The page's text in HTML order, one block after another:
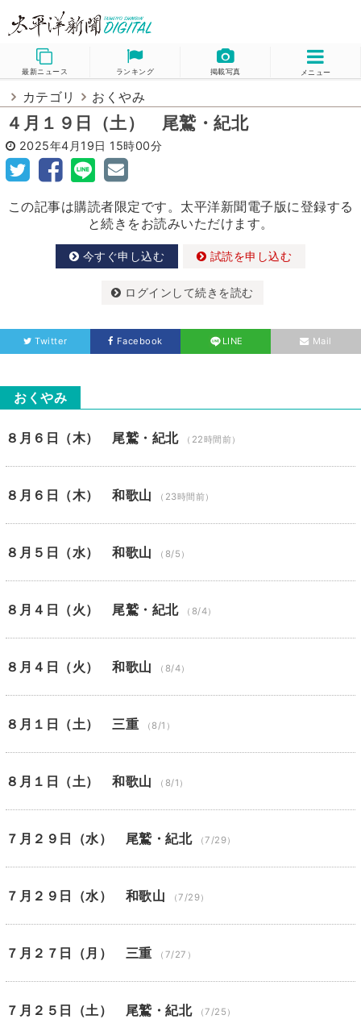
最新ニュース ランキング 掲載写真 メニュー
カテゴリ おくやみ
４月１９日（土） 尾鷲・紀北
2025年4月19日 15時00分
この記事は購読者限定です。太平洋新聞電子版に登録する
と続きをお読みいただけます。
今すぐ申し込む 試読を申し込む
ログインして続きを読む
Twitter Facebook LINE Mail
おくやみ
８月６日（木） 尾鷲・紀北 （22時間前）
８月６日（木） 和歌山 （23時間前）
８月５日（水） 和歌山 （8/5）
８月４日（火） 尾鷲・紀北 （8/4）
８月４日（火） 和歌山 （8/4）
８月１日（土） 三重 （8/1）
８月１日（土） 和歌山 （8/1）
７月２９日（水） 尾鷲・紀北 （7/29）
７月２９日（水） 和歌山 （7/29）
７月２７日（月） 三重 （7/27）
７月２５日（土） 尾鷲・紀北 （7/25）